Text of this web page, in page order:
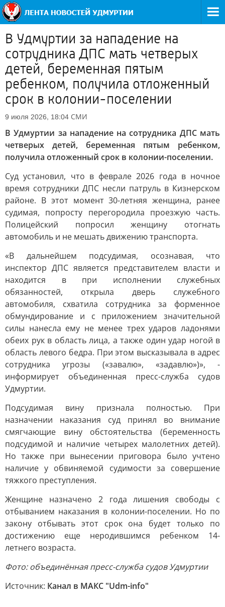
В Удмуртии за нападение на
сотрудника ДПС мать четверых
детей, беременная пятым
ребенком, получила отложенный
срок в колонии-поселении
9 июля 2026, 18:04 СМИ
В Удмуртии за нападение на сотрудника ДПС мать
четверых детей, беременная пятым ребенком,
получила отложенный срок в колонии-поселении.
Суд установил, что в феврале 2026 года в ночное
время сотрудники ДПС несли патруль в Кизнерском
районе. В этот момент 30-летняя женщина, ранее
судимая, попросту перегородила проезжую часть.
Полицейский попросил женщину отогнать
автомобиль и не мешать движению транспорта.
«В дальнейшем подсудимая, осознавая, что
инспектор ДПС является представителем власти и
находится в при исполнении служебных
обязанностей, открыла дверь служебного
автомобиля, схватила сотрудника за форменное
обмундирование и с приложением значительной
силы нанесла ему не менее трех ударов ладонями
обеих рук в область лица, а также один удар ногой в
область левого бедра. При этом высказывала в адрес
сотрудника угрозы («завалю», «задавлю»)», -
информирует объединенная пресс-служба судов
Удмуртии.
Подсудимая вину признала полностью. При
назначении наказания суд принял во внимание
смягчающие вину обстоятельства (беременность
подсудимой и наличие четырех малолетних детей).
Но также при вынесении приговора было учтено
наличие у обвиняемой судимости за совершение
тяжкого преступления.
Женщине назначено 2 года лишения свободы с
отбыванием наказания в колонии-поселении. Но по
закону отбывать этот срок она будет только по
достижению еще неродившимся ребенком 14-
летнего возраста.
Фото: объединённая пресс-служба судов Удмуртии
Источник: Канал в МАКС "Udm-info"